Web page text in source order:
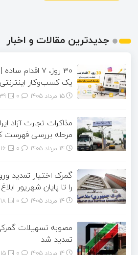
جدیدترین مقالات و اخبار
۳۰ روز، ۷
یک کسب‌وکار اینترنتی
15 مرداد 1405 39
مذاکرات تجارت آزاد
مرحله بررسی فهرست
14 مرداد 1405 16
گمرک اختیار تمدید
را تا پایان شهریور
14 مرداد 1405 18
مصوبه تسهیلات
تمدید شد